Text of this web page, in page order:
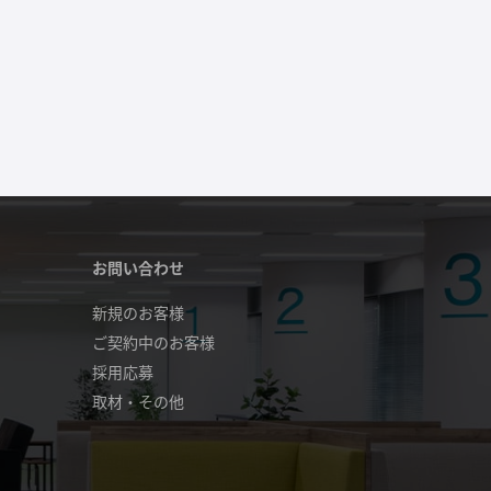
お問い合わせ
新規のお客様
ご契約中のお客様
採用応募
取材・その他